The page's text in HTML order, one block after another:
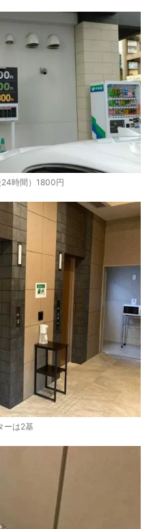
時間）1800円
ーは2基